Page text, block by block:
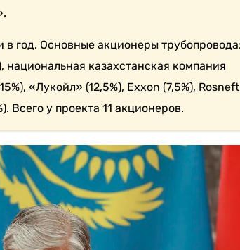
в год. Основные акционеры трубопровода:
национальная казахстанская компания
«Лукойл» (12,5%), Exxon (7,5%),
Всего у проекта 11 акционеров.